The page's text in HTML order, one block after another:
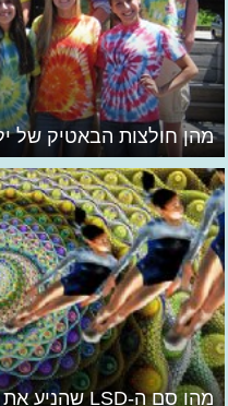
מהן חולצות הבאטיק של
מהו סם ה-LSD שהניע את הפסיכדליה?